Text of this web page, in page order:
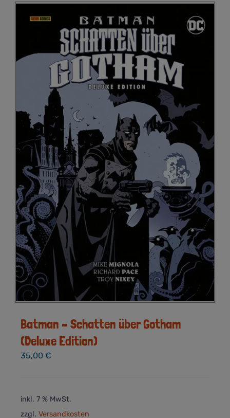
Batman – Schatten über Gotham
(Deluxe Edition)
35,00 €
inkl. 7 % MwSt.
zzgl. Versandkosten